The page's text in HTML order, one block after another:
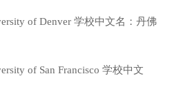
of Denver 学校中文名：丹佛
of San Francisco 学校中文